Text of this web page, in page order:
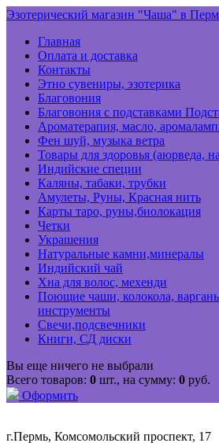
Эзотерический магазин "Чаша" в
Главная
Оплата и доставка
Контакты
Этно сувениры, эзотерика
Благовония
Благовония с подставками
Ароматерапия, масло,
Фен шуй, музыка ветра
Товары для здоровья (аюрведа,
Индийские специи
Каляны, табаки, трубки
Амулеты, Руны, Красная нить
Карты таро, руны,биолокация
Четки
Украшения
Натуральные камни,минералы
Индийский чай
Хна для волос, мехенди
Поющие чаши, колокола,
инструменты
Свечи,подсвечники
Книги, СД диски
Вы еще ничего не выбрали
Всего товаров: 0 шт., на сумму: 0 руб.
Оформить
г.Пермь, Комсомольский проспект, 17